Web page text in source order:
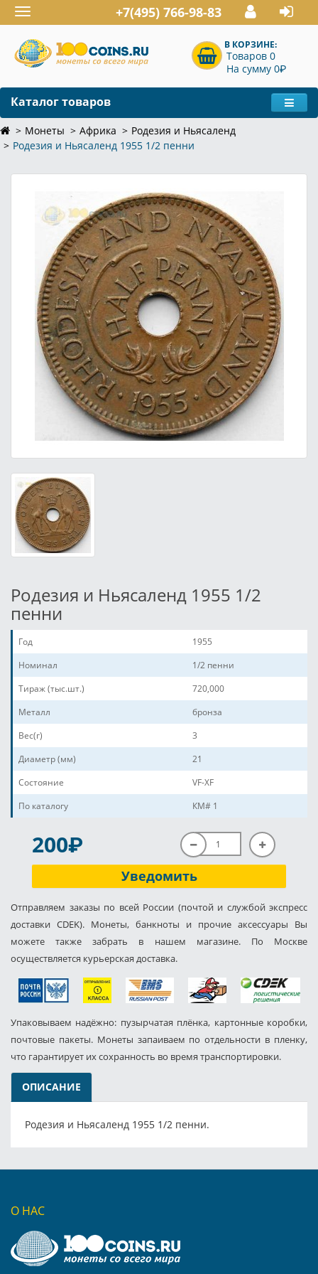
Toggle
navigation
+7(495) 766-98-83
В КОРЗИНЕ:
Товаров 0
На сумму 0P
Каталог товаров
Монеты Африка
Родезия и Ньясаленд
Родезия и Ньясаленд 1955 1/2 пенни
Родезия и Ньясаленд 1955 1/2
пенни
Год
1955
Номинал
1/2 пенни
Тираж (тыс.шт.)
720,000
Металл
бронза
Вес(г)
3
Диаметр (мм)
21
Состояние
VF-XF
По каталогу
КМ# 1
200P
Уведомить
Отправляем заказы по всей России (почтой и службой экспресс
доставки CDEK). Монеты, банкноты и прочие аксессуары Вы
можете также забрать в нашем магазине. По Москве
осуществляется курьерская доставка.
Упаковываем надёжно: пузырчатая плёнка, картонные коробки,
почтовые пакеты. Монеты запаиваем по отдельности в пленку,
что гарантирует их сохранность во время транспортировки.
ОПИСАНИЕ
Родезия и Ньясаленд 1955 1/2 пенни.
О НАС